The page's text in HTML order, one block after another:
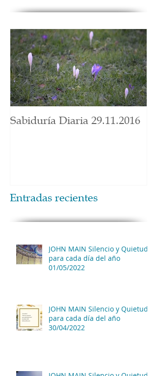
Sabiduría Diaria 29.11.2016
Entradas recientes
JOHN MAIN Silencio y Quietud
para cada día del año
01/05/2022
JOHN MAIN Silencio y Quietud
para cada día del año
30/04/2022